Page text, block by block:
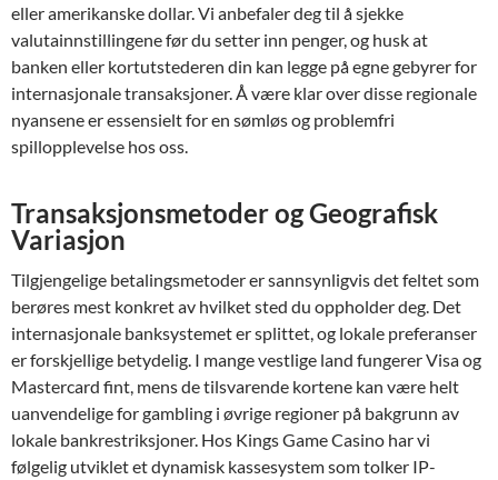
eller amerikanske dollar. Vi anbefaler deg til å sjekke
valutainnstillingene før du setter inn penger, og husk at
banken eller kortutstederen din kan legge på egne gebyrer for
internasjonale transaksjoner. Å være klar over disse regionale
nyansene er essensielt for en sømløs og problemfri
spillopplevelse hos oss.
Transaksjonsmetoder og Geografisk
Variasjon
Tilgjengelige betalingsmetoder er sannsynligvis det feltet som
berøres mest konkret av hvilket sted du oppholder deg. Det
internasjonale banksystemet er splittet, og lokale preferanser
er forskjellige betydelig. I mange vestlige land fungerer Visa og
Mastercard fint, mens de tilsvarende kortene kan være helt
uanvendelige for gambling i øvrige regioner på bakgrunn av
lokale bankrestriksjoner. Hos Kings Game Casino har vi
følgelig utviklet et dynamisk kassesystem som tolker IP-